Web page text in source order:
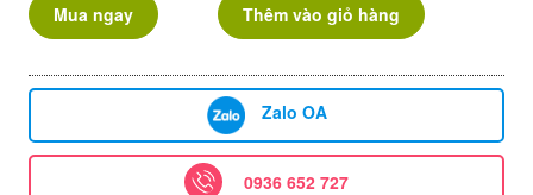
Mua ngay Thêm vào giỏ hàng
Zalo OA
0936 652 727